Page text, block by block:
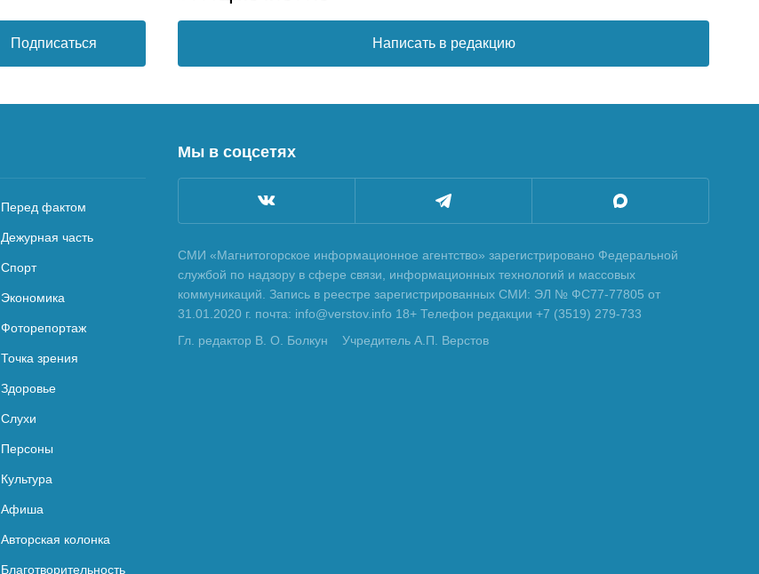
Подписаться Написать в редакцию
Перед фактом
Дежурная часть
Спорт
Экономика
Фоторепортаж
Точка зрения
Здоровье
Слухи
Персоны
Культура
Афиша
Авторская колонка
Благотворительность
Мы в соцсетях
СМИ «Магнитогорское информационное агентство» зарегистрировано Федеральной
службой по надзору в сфере связи, информационных технологий и массовых
коммуникаций. Запись в реестре зарегистрированных СМИ: ЭЛ № ФС77-77805 от
31.01.2020 г. почта: info@verstov.info 18+ Телефон редакции +7 (3519) 279-733
Гл. редактор В. О. Болкун
Учредитель А.П. Верстов